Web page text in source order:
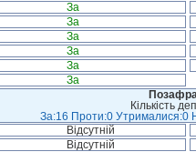
За
За
За
За
За
За
Кількість
За:16 Проти:0 Утрималися:0
Відсутній
Відсутній